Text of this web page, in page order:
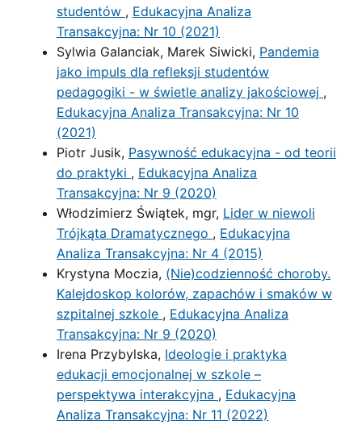
studentów , Edukacyjna Analiza
Transakcyjna: Nr 10 (2021)
Sylwia Galanciak, Marek Siwicki, Pandemia
jako impuls dla refleksji studentów
pedagogiki - w świetle analizy jakościowej ,
Edukacyjna Analiza Transakcyjna: Nr 10
(2021)
Piotr Jusik, Pasywność edukacyjna - od teorii
do praktyki , Edukacyjna Analiza
Transakcyjna: Nr 9 (2020)
Włodzimierz Świątek, mgr, Lider w niewoli
Trójkąta Dramatycznego , Edukacyjna
Analiza Transakcyjna: Nr 4 (2015)
Krystyna Moczia, (Nie)codzienność choroby.
Kalejdoskop kolorów, zapachów i smaków w
szpitalnej szkole , Edukacyjna Analiza
Transakcyjna: Nr 9 (2020)
Irena Przybylska, Ideologie i praktyka
edukacji emocjonalnej w szkole –
perspektywa interakcyjna , Edukacyjna
Analiza Transakcyjna: Nr 11 (2022)